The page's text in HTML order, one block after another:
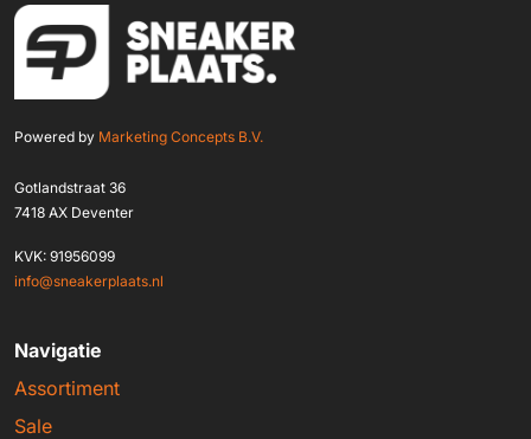
Powered by Marketing Concepts B.V.
Gotlandstraat 36
7418 AX Deventer
KVK: 91956099
info@sneakerplaats.nl
Navigatie
Assortiment
Sale